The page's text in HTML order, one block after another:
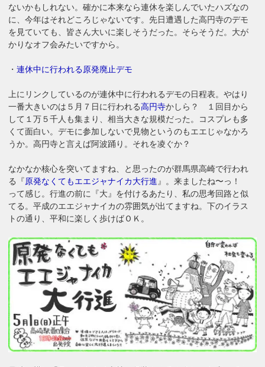
ないかもしれない。確かに本来なら連休を楽しんでいたハズなの
に、今年はそれどころじゃないです。先日遭遇した高円寺のデモ
を見ていても、皆さん大いに楽しそうだった。そらそうだ。大が
かりなオフ会みたいですから。
・連休中に行われる原発廃止デモ
上にリンクしているのが連休中に行われるデモの日程表。やはり
一番大きいのは５月７日に行われる高円寺かしら？ １回目から
して１万５千人も集まり、相当大きな規模だった。コスプレも多
くて面白い。デモに参加しないで見物というのもエエじゃなかろ
うか。高円寺と言えば阿波踊り。それを凌ぐか？
なかなか核心を突いてますね、と思ったのが群馬県高崎で行われ
る『原発なくてもエエジャナイカ大行進 』。来ましたね〜っ！
って感じ。行進の前に『大』を付けるあたり、私の思考回路と似
てる。平成のエエジャナイカの雰囲気が出てますね。下のイラス
トの通り、平和に楽しく歩けばＯＫ。